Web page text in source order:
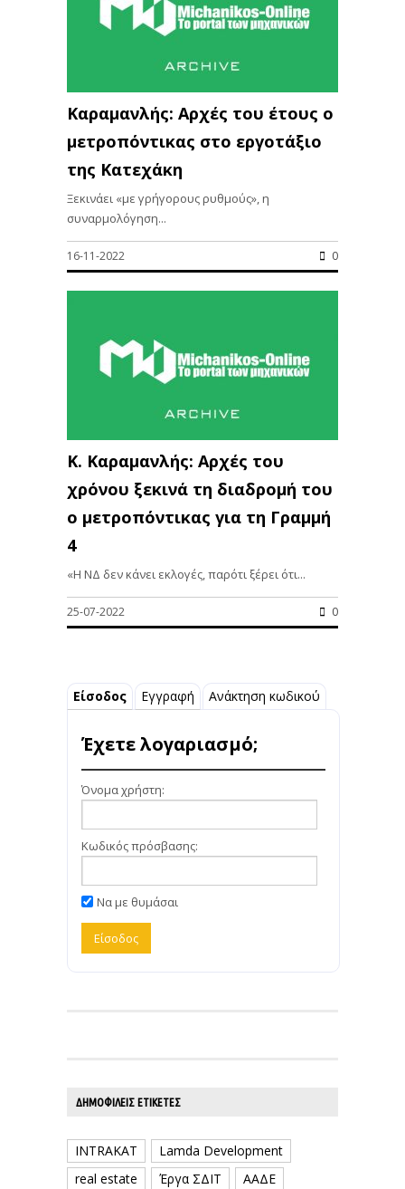
Καραμανλής: Αρχές του έτους ο
μετροπόντικας στο εργοτάξιο
της Κατεχάκη
Ξεκινάει «με γρήγορους ρυθμούς», η
συναρμολόγηση...
16-11-2022 0
Κ. Καραμανλής: Αρχές του
χρόνου ξεκινά τη διαδρομή του
ο μετροπόντικας για τη Γραμμή
4
«Η ΝΔ δεν κάνει εκλογές, παρότι ξέρει ότι...
25-07-2022 0
Είσοδος Εγγραφή Ανάκτηση κωδικού
Έχετε λογαριασμό;
Όνομα χρήστη:
Κωδικός πρόσβασης:
Να με θυμάσαι
ΔΗΜΟΦΙΛΕΊΣ ΕΤΙΚΈΤΕΣ
INTRAKAT
Lamda Development
real estate
Έργα ΣΔΙΤ ΑΑΔΕ